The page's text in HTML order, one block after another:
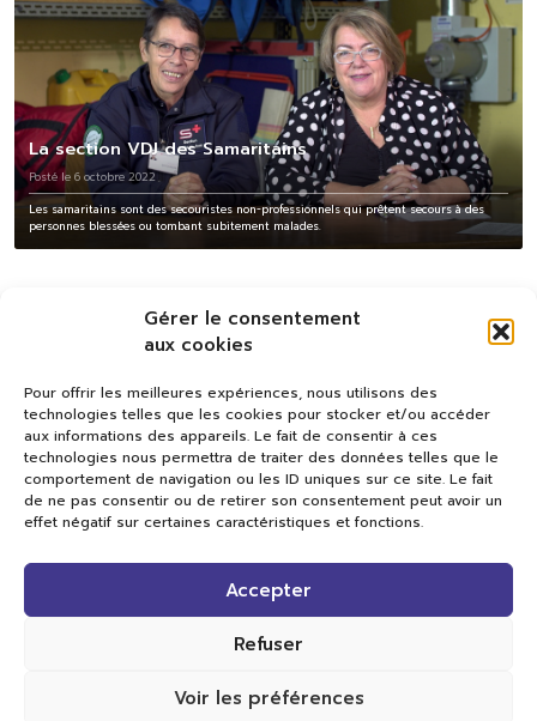
Gérer le consentement
aux cookies
Pour offrir les meilleures expériences, nous utilisons des
technologies telles que les cookies pour stocker et/ou accéder
aux informations des appareils. Le fait de consentir à ces
technologies nous permettra de traiter des données telles que le
comportement de navigation ou les ID uniques sur ce site. Le fait
de ne pas consentir ou de retirer son consentement peut avoir un
effet négatif sur certaines caractéristiques et fonctions.
Accepter
Refuser
Voir les préférences
La section VDJ des Samaritains
Posté le 6 octobre 2022
Les samaritains sont des secouristes non-professionnels qui prêtent secours à des
personnes blessées ou tombant subitement malades.
Val TV
Centre de Compétences Médias
Rue du Pont-Neuf 24